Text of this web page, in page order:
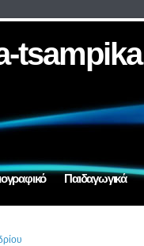
tsampika
Παιδαγωγικά